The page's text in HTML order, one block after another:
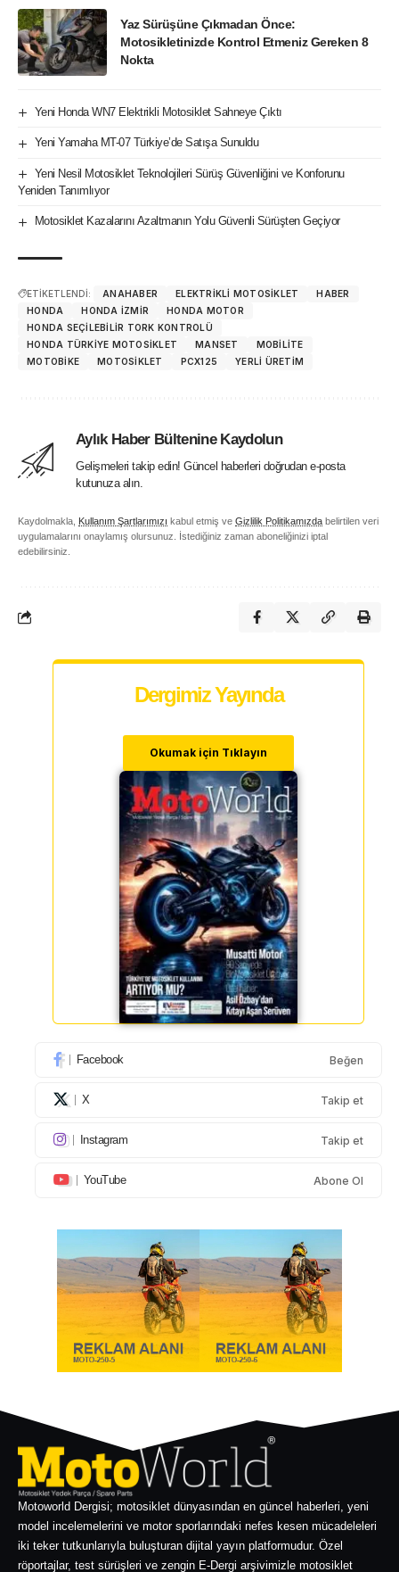
Yaz Sürüşüne Çıkmadan Önce:
Motosikletinizde Kontrol Etmeniz Gereken 8
Nokta
Yeni Honda WN7 Elektrikli Motosiklet Sahneye Çıktı
Yeni Yamaha MT-07 Türkiye’de Satışa Sunuldu
Yeni Nesil Motosiklet Teknolojileri Sürüş Güvenliğini ve Konforunu
Yeniden Tanımlıyor
Motosiklet Kazalarını Azaltmanın Yolu Güvenli Sürüşten Geçiyor
ETİKETLENDİ: ANAHABER ELEKTRIKLI MOTOSIKLET
HABER
HONDA
HONDA IZMIR
HONDA MOTOR
HONDA SEÇILEBILIR TORK KONTROLÜ
HONDA TÜRKIYE MOTOSIKLET
MANSET
MOBILITE
MOTOBIKE
MOTOSIKLET PCX125 YERLI ÜRETIM
Aylık Haber Bültenine Kaydolun
Gelişmeleri takip edin! Güncel haberleri doğrudan e-posta
kutunuza alın.
Kaydolmakla, Kullanım Şartlarımızı kabul etmiş ve Gizlilik Politikamızda belirtilen veri
uygulamalarını onaylamış olursunuz. İstediğiniz zaman aboneliğinizi iptal
edebilirsiniz.
Dergimiz Yayında
Okumak için Tıklayın
Facebook Beğen
X Takip et
Instagram Takip et
YouTube Abone Ol
Motoworld Dergisi; motosiklet dünyasından en güncel haberleri, yeni
model incelemelerini ve motor sporlarındaki nefes kesen mücadeleleri
iki teker tutkunlarıyla buluşturan dijital yayın platformudur. Özel
röportajlar, test sürüşleri ve zengin E-Dergi arşivimizle motosiklet